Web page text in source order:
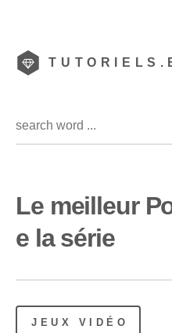
Le meilleur
e la série
JEUX VIDÉO